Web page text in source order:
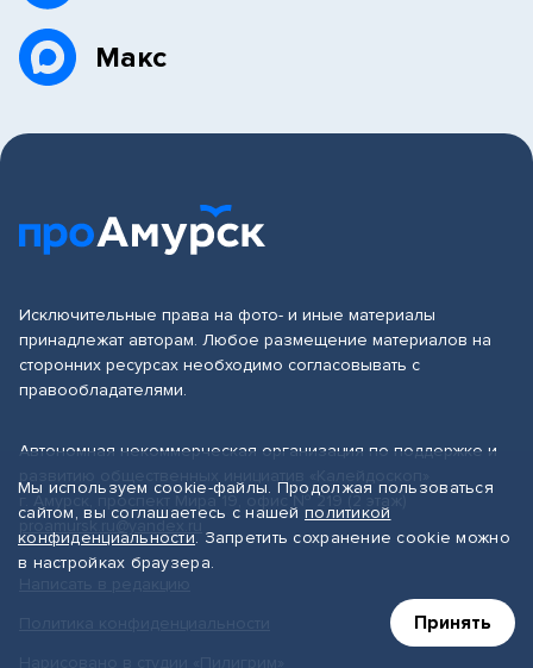
Макс
Исключительные права на фото- и иные материалы
принадлежат авторам. Любое размещение материалов на
сторонних ресурсах необходимо согласовывать с
правообладателями.
Автономная некоммерческая организация по поддержке и
г. Амурск, проспект Мира 19, офис № 219 (2 этаж)
proamursk.ru@yandex.ru
Мы используем cookie-файлы. Продолжая пользоваться
сайтом, вы соглашаетесь с нашей политикой
конфиденциальности. Запретить сохранение cookie можно
в настройках браузера.
Принять